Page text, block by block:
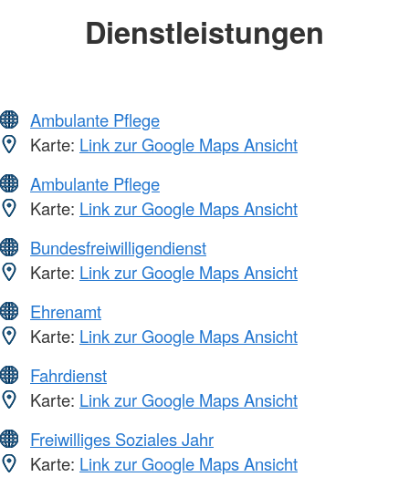
Dienstleistungen
Ambulante Pflege
Karte: Link zur Google Maps Ansicht
Ambulante Pflege
Karte: Link zur Google Maps Ansicht
Bundesfreiwilligendienst
Karte: Link zur Google Maps Ansicht
Ehrenamt
Karte: Link zur Google Maps Ansicht
Fahrdienst
Karte: Link zur Google Maps Ansicht
Freiwilliges Soziales Jahr
Karte: Link zur Google Maps Ansicht